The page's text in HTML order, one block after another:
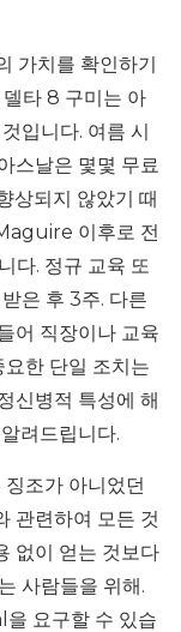
가치를 확인하기
델타 8 구미는 아
입니다. 여름 시
스날은 몇몇 무료
상되지 않았기 때
이후로 전
다. 정규 교육 또
은 후 3주. 다른
어 직장이나 교육
한 단일 조치는
신병적 특성에 해
려드립니다.
조가 아니었던
관련하여 모든 것
없이 얻는 것보다
사람들을 위해.
요구할 수 있습